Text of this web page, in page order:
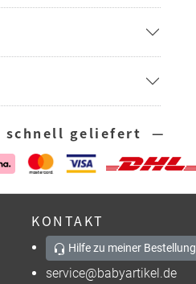
schnell geliefert —
KONTAKT
Hilfe zu meiner Bestellung
service@babyartikel.de